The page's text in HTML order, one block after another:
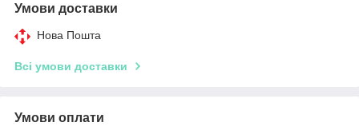
Умови доставки
Нова Пошта
Всі умови доставки
Умови оплати